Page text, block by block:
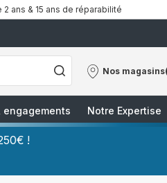
2 ans & 15 ans de réparabilité
Nos magasins
Nos
engagements
Notre Expertise
!